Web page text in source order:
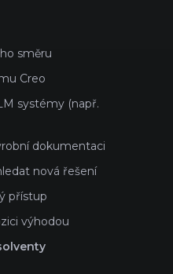
směru
Creo
systémy (např.
dokumentaci
nová řešení
přístup
výhodou